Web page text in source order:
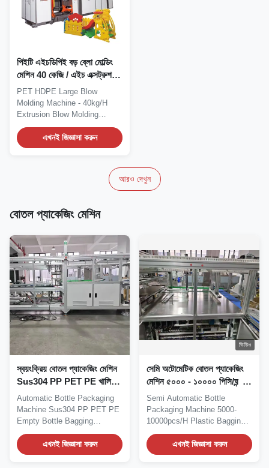
পিইটি এইচডিপিই বড় ব্লো মোল্ডিং
মেশিন 40 কেজি / এইচ এক্সট্রুশন
ব্লো মোল্ডিং সরঞ্জাম
PET HDPE Large Blow
Molding Machine - 40kg/H
Extrusion Blow Molding
Equipment High Efficiency...
এখনই জিজ্ঞাসা করুন
আরও দেখুন
বোতল প্যাকেজিং মেশিন
স্বয়ংক্রিয় বোতল প্যাকেজিং মেশিন
Sus304 PP PET PE খালি
বোতল ব্যাগিং মেশিন
Automatic Bottle Packaging
Machine Sus304 PP PET PE
Empty Bottle Bagging
Machine Automatic...
এখনই জিজ্ঞাসা করুন
ভিডিও
সেমি অটোমেটিক বোতল প্যাকেজিং
মেশিন ৫০০০ - ১০০০০ পিসি/ঘন্টা
প্লাস্টিক ব্যাগিং মেশিন
Semi Automatic Bottle
Packaging Machine 5000-
10000pcs/H Plastic Bagging
Machine Factory direct...
এখনই জিজ্ঞাসা করুন